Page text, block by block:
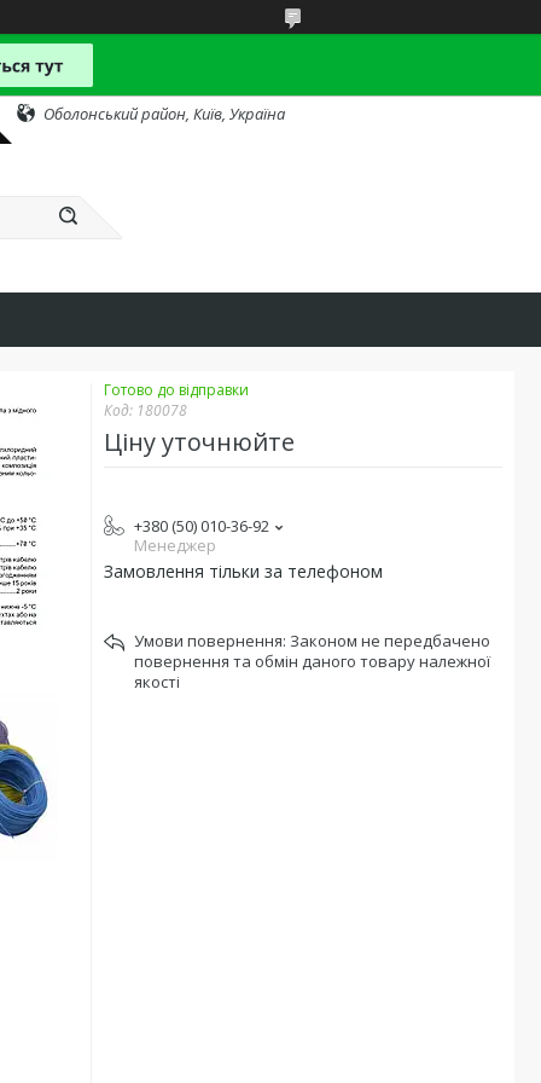
Оболонський район, Київ, Україна
Готово до відправки
Код: 180078
Ціну уточнюйте
+380 (50) 010-36-92
Менеджер
Замовлення тільки за телефоном
Законом не передбачено
повернення та обмін даного товару належної
якості